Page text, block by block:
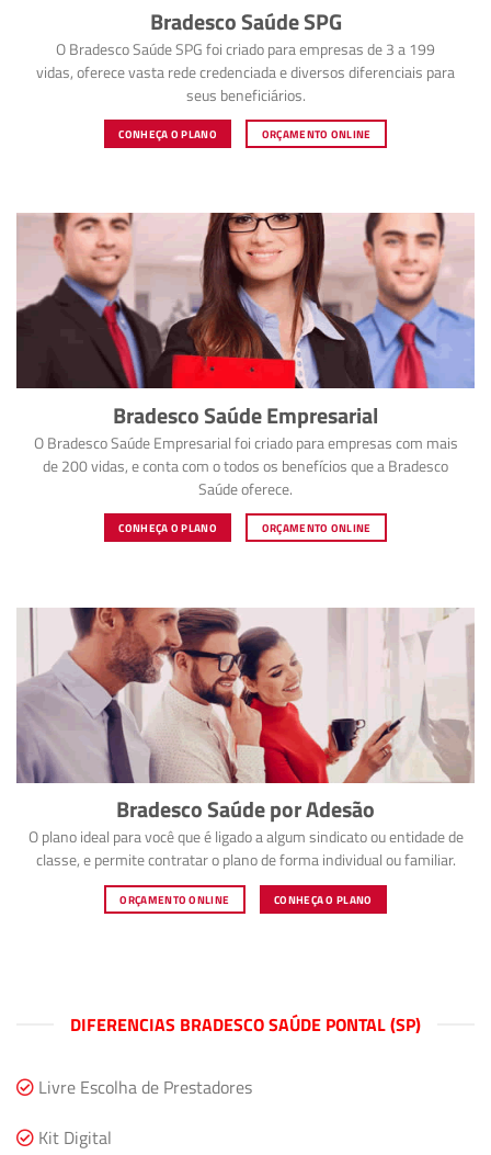
Bradesco Saúde SPG
O Bradesco Saúde SPG foi criado para empresas de 3 a 199
vidas, oferece vasta rede credenciada e diversos diferenciais para
seus beneficiários.
CONHEÇA O PLANO ORÇAMENTO ONLINE
Bradesco Saúde Empresarial
O Bradesco Saúde Empresarial foi criado para empresas com mais
de 200 vidas, e conta com o todos os benefícios que a Bradesco
Saúde oferece.
CONHEÇA O PLANO ORÇAMENTO ONLINE
Bradesco Saúde por Adesão
O plano ideal para você que é ligado a algum sindicato ou entidade de
classe, e permite contratar o plano de forma individual ou familiar.
ORÇAMENTO ONLINE CONHEÇA O PLANO
DIFERENCIAS BRADESCO SAÚDE PONTAL (SP)
Livre Escolha de Prestadores
Kit Digital